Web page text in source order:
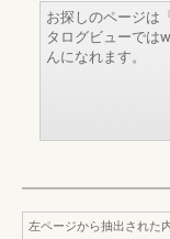
お探しのページは
タログビューでは
んになれます。
左ページから抽出された